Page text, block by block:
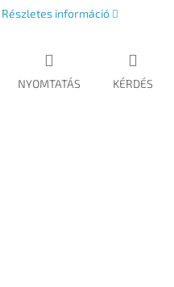
Részletes információ
NYOMTATÁS KÉRDÉS